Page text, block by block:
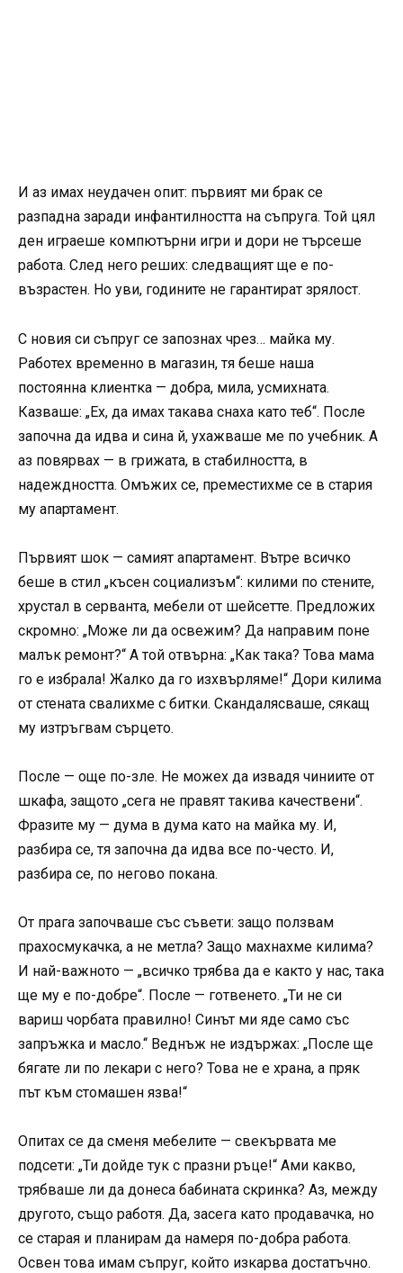
И аз имах неудачен опит: първият ми брак се
разпадна заради инфантилността на съпруга. Той цял
ден играеше компютърни игри и дори не търсеше
работа. След него реших: следващият ще е по-
възрастен. Но уви, годините не гарантират зрялост.
С новия си съпруг се запознах чрез… майка му.
Работех временно в магазин, тя беше наша
постоянна клиентка — добра, мила, усмихната.
Казваше: „Ех, да имах такава снаха като теб“. После
започна да идва и сина й, ухажваше ме по учебник. А
аз повярвах — в грижата, в стабилността, в
надеждността. Омъжих се, преместихме се в стария
му апартамент.
Първият шок — самият апартамент. Вътре всичко
беше в стил „късен социализъм“: килими по стените,
хрустал в серванта, мебели от шейсетте. Предложих
скромно: „Може ли да освежим? Да направим поне
малък ремонт?“ А той отвърна: „Как така? Това мама
го е избрала! Жалко да го изхвърляме!“ Дори килима
от стената свалихме с битки. Скандалясваше, сякащ
му изтръгвам сърцето.
После — още по-зле. Не можех да извадя чиниите от
шкафа, защото „сега не правят такива качествени“.
Фразите му — дума в дума като на майка му. И,
разбира се, тя започна да идва все по-често. И,
разбира се, по негово покана.
От прага започваше със съвети: защо ползвам
прахосмукачка, а не метла? Защо махнахме килима?
И най-важното — „всичко трябва да е както у нас, така
ще му е по-добре“. После — готвенето. „Ти не си
вариш чорбата правилно! Синът ми яде само със
запръжка и масло.“ Веднъж не издържах: „После ще
бягате ли по лекари с него? Това не е храна, а пряк
път към стомашен язва!“
Опитах се да сменя мебелите — свекървата ме
подсети: „Ти дойде тук с празни ръце!“ Ами какво,
трябваше ли да донеса бабината скринка? Аз, между
другото, също работя. Да, засега като продавачка, но
се старая и планирам да намеря по-добра работа.
Освен това имам съпруг, който изкарва достатъчно.